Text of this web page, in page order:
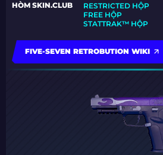
HÒM SKIN.CLUB
RESTRICTED HỘP
FREE HỘP
STATTRAK™ HỘP
FIVE-SEVEN RETROBUTION WIKI